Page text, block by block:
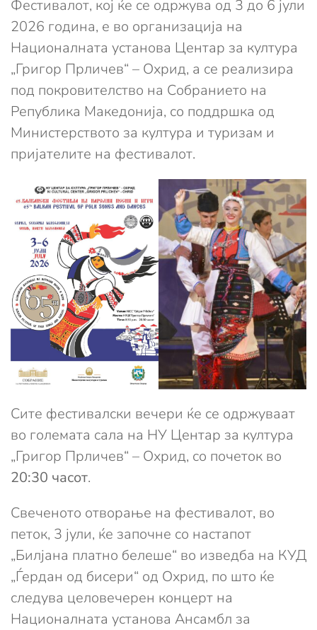
Фестивалот, кој ќе се одржува од 3 до 6 јули
2026 година, е во организација на
Националната установа Центар за култура
„Григор Прличев“ – Охрид, а се реализира
под покровителство на Собранието на
Република Македонија, со поддршка од
Министерството за култура и туризам и
пријателите на фестивалот.
Сите фестивалски вечери ќе се одржуваат
во големата сала на НУ Центар за култура
„Григор Прличев“ – Охрид, со почеток во
20:30 часот.
Свеченото отворање на фестивалот, во
петок, 3 јули, ќе започне со настапот
„Билјана платно белеше“ во изведба на КУД
„Ѓердан од бисери“ од Охрид, по што ќе
следува целовечерен концерт на
Националната установа Ансамбл за